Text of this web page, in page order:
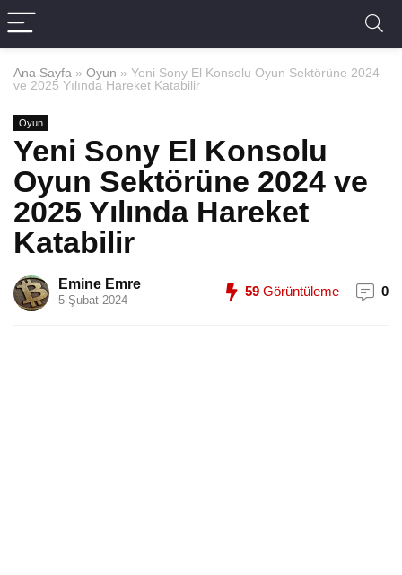
Ana Sayfa » Oyun » Yeni Sony El Konsolu Oyun Sektörüne 2024
ve 2025 Yılında Hareket Katabilir
Oyun
Yeni Sony El Konsolu
Oyun Sektörüne 2024 ve
2025 Yılında Hareket
Katabilir
Emine Emre
5 Şubat 2024
59 Görüntüleme 0